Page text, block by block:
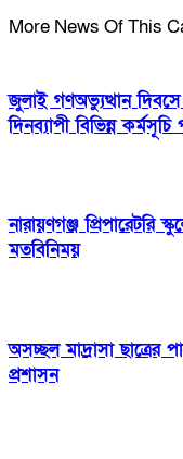
More News Of This
জুলাই গণঅভ্যুত্থান
দিনব্যাপী বিভিন্ন কর্মসূচি
নারায়ণগঞ্জ প্রিপারেটরি
মতবিনিময়
অসচ্ছল মাদ্রাসা ছাত্রের
প্রশাসন